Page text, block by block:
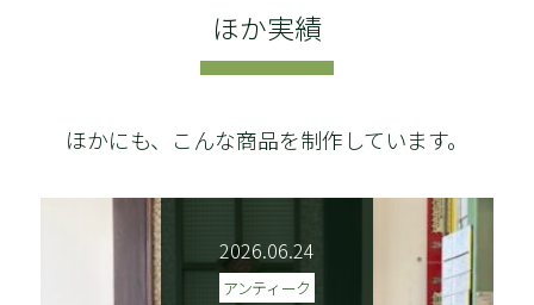
ほか実績
ほかにも、こんな商品を制作しています。
2026.06.24
アンティーク